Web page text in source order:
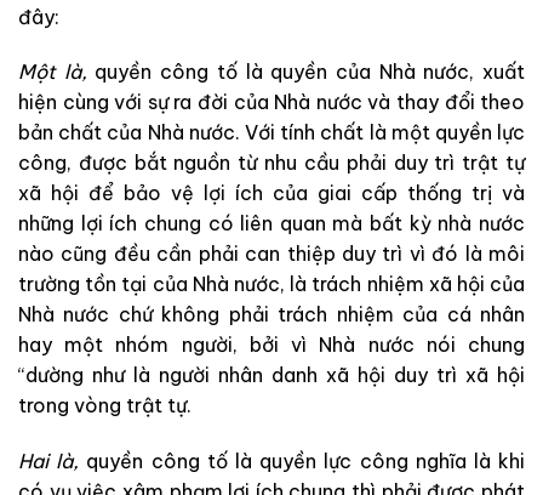
đây:
Một là, quyền công tố là quyền của Nhà nước,xuất
hiện cùngvới sự ra đời của Nhà nướcvà thay đổi theo
bản chất của Nhà nước. Với tính chất là một quyền lực
công, được bắt nguồn từ nhu cầu phải duy trì trật tự
xã hội để bảo vệ lợi ích của giai cấp thống trị và
những lợi ích chung có liên quan mà bất kỳ nhà nước
nào cũng đều cần phải can thiệp duy trì vì đó là môi
trường tồn tại của Nhà nước, là trách nhiệm xã hội của
Nhà nước chứ không phải trách nhiệm của cá nhân
hay một nhóm người, bởivì Nhà nước nói chung
“dường như là người nhân danh xã hội duy trì xã hội
trong vòng trật tự.
Hai là, quyền công tố là quyền lực công nghĩa là khi